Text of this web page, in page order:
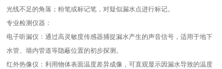
光线不足的角落；粉笔或标记笔，对疑似漏水点进行标记。​
专业检测仪器：​
电子听漏仪：通过高灵敏度传感器捕捉漏水产生的声音信号，适用于地下
水管、墙内管道等隐蔽位置的初步探测。​
红外热像仪：利用物体表面温度差异成像，可直观显示因漏水导致的温度